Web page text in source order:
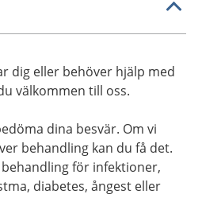
dig eller behöver hjälp med
välkommen till oss.
dina besvär. Om vi
behandling kan du få det.
för infektioner,
diabetes, ångest eller